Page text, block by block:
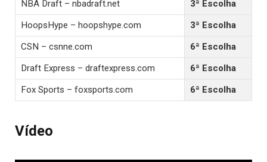
NBA Draft – nbadraft.net
3ª Escolha
HoopsHype – hoopshype.com
3ª Escolha
CSN – csnne.com
6ª Escolha
Draft Express – draftexpress.com
6ª Escolha
Fox Sports – foxsports.com
6ª Escolha
Vídeo